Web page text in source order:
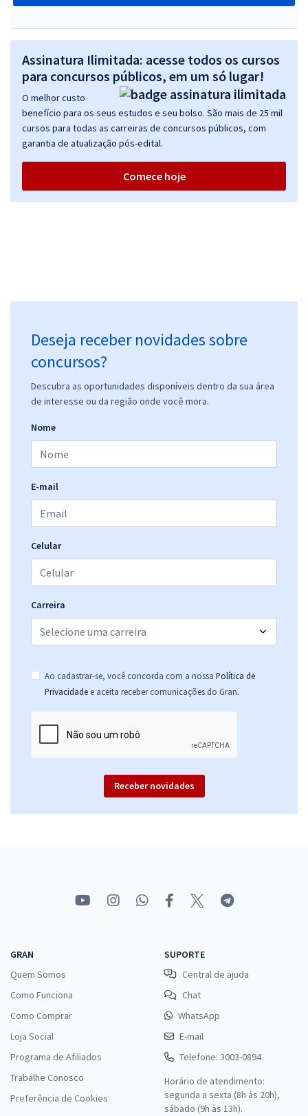
Assinatura Ilimitada: acesse todos os cursos
para concursos públicos, em um só lugar!
O melhor custo
benefício para os seus estudos e seu bolso. São mais de 25 mil
cursos para todas as carreiras de concursos públicos, com
garantia de atualização pós-edital.
Comece hoje
Deseja receber novidades sobre
concursos?
Descubra as oportunidades disponíveis dentro da sua área
de interesse ou da região onde você mora.
Nome
E-mail
Celular
Carreira
Ao cadastrar-se, você concorda com a nossa Política de
Privacidade e aceita receber comunicações do Gran.
Receber novidades
GRAN
Quem Somos
Como Funciona
Como Comprar
Loja Social
Programa de Afiliados
Trabalhe Conosco
Preferência de Cookies
SUPORTE
Central de ajuda
Chat
WhatsApp
E-mail
Telefone: 3003-0894
Horário de atendimento:
segunda a sexta (8h às 20h),
sábado (9h às 13h).